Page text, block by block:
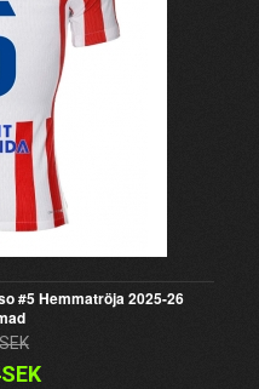
#5 Hemmatröja 2025-26